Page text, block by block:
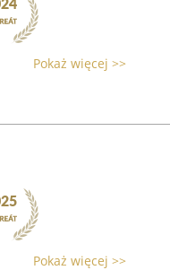
Pokaż więcej >>
Pokaż więcej >>